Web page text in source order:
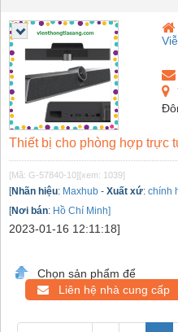
Thiết bị cho phòng hợp trực
[Mã: G-57840-10] [xem: 1039]
[Nhãn hiệu: Maxhub - Xuất xứ: chính
[Nơi bán: Hồ Chí Minh]
2023-01-16 12:11:18]
Chọn sản phẩm để
Liên hệ nhà cung cấp